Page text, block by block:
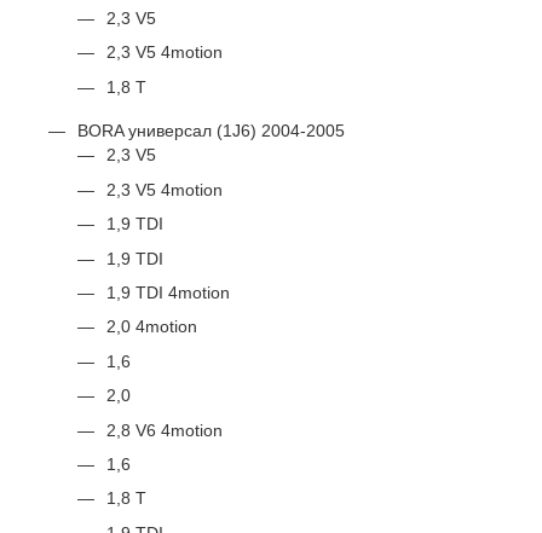
2,3 V5
2,3 V5 4motion
1,8 T
BORA универсал (1J6) 2004-2005
2,3 V5
2,3 V5 4motion
1,9 TDI
1,9 TDI
1,9 TDI 4motion
2,0 4motion
1,6
2,0
2,8 V6 4motion
1,6
1,8 T